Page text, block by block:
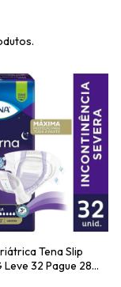
Tena Slip
32 Pague 28